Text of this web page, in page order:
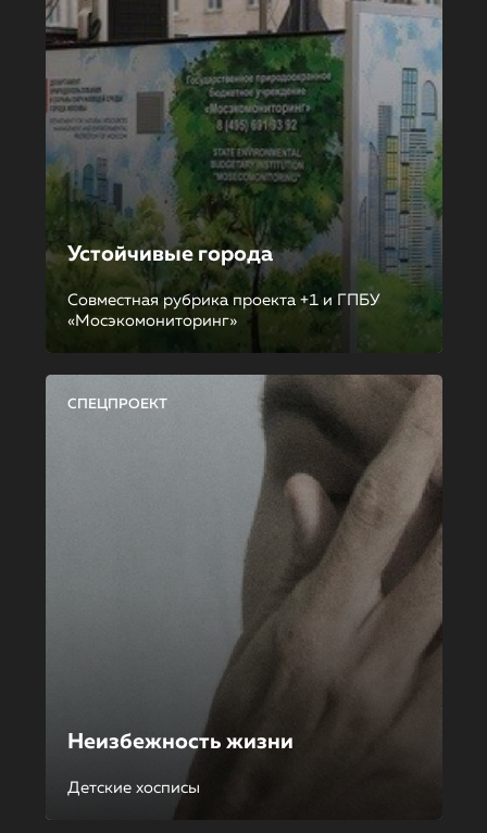
Устойчивые города
Совместная рубрика проекта +1 и ГПБУ
«Мосэкомониторинг»
СПЕЦПРОЕКТ
Неизбежность жизни
Детские хосписы